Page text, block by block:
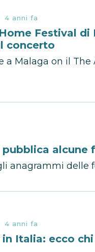
4 anni fa
Festival di
concerto
a Malaga on il
alcune
anagrammi delle
4 anni fa
Italia: ecco